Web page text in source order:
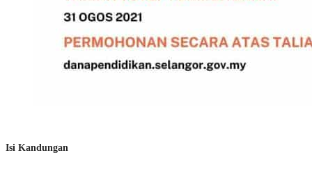
Isi Kandungan